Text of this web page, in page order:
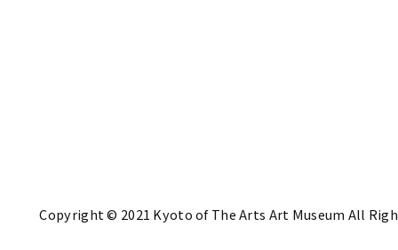
Copyright © 2021 Kyoto of The Arts Art Museum All